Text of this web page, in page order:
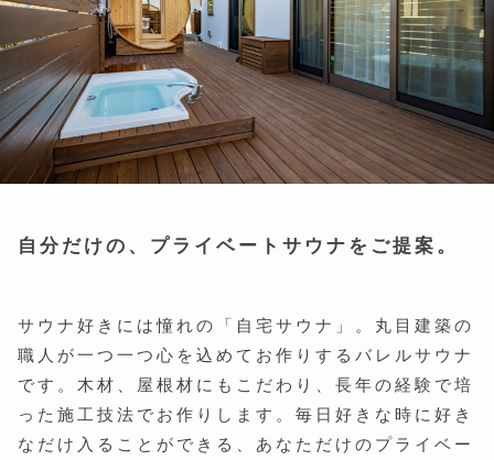
自分だけの、プライベートサウナをご提案。
サウナ好きには憧れの「自宅サウナ」。丸目建築の
職人が一つ一つ心を込めてお作りするバレルサウナ
です。木材、屋根材にもこだわり、長年の経験で培
った施工技法でお作りします。毎日好きな時に好き
なだけ入ることができる、あなただけのプライベー